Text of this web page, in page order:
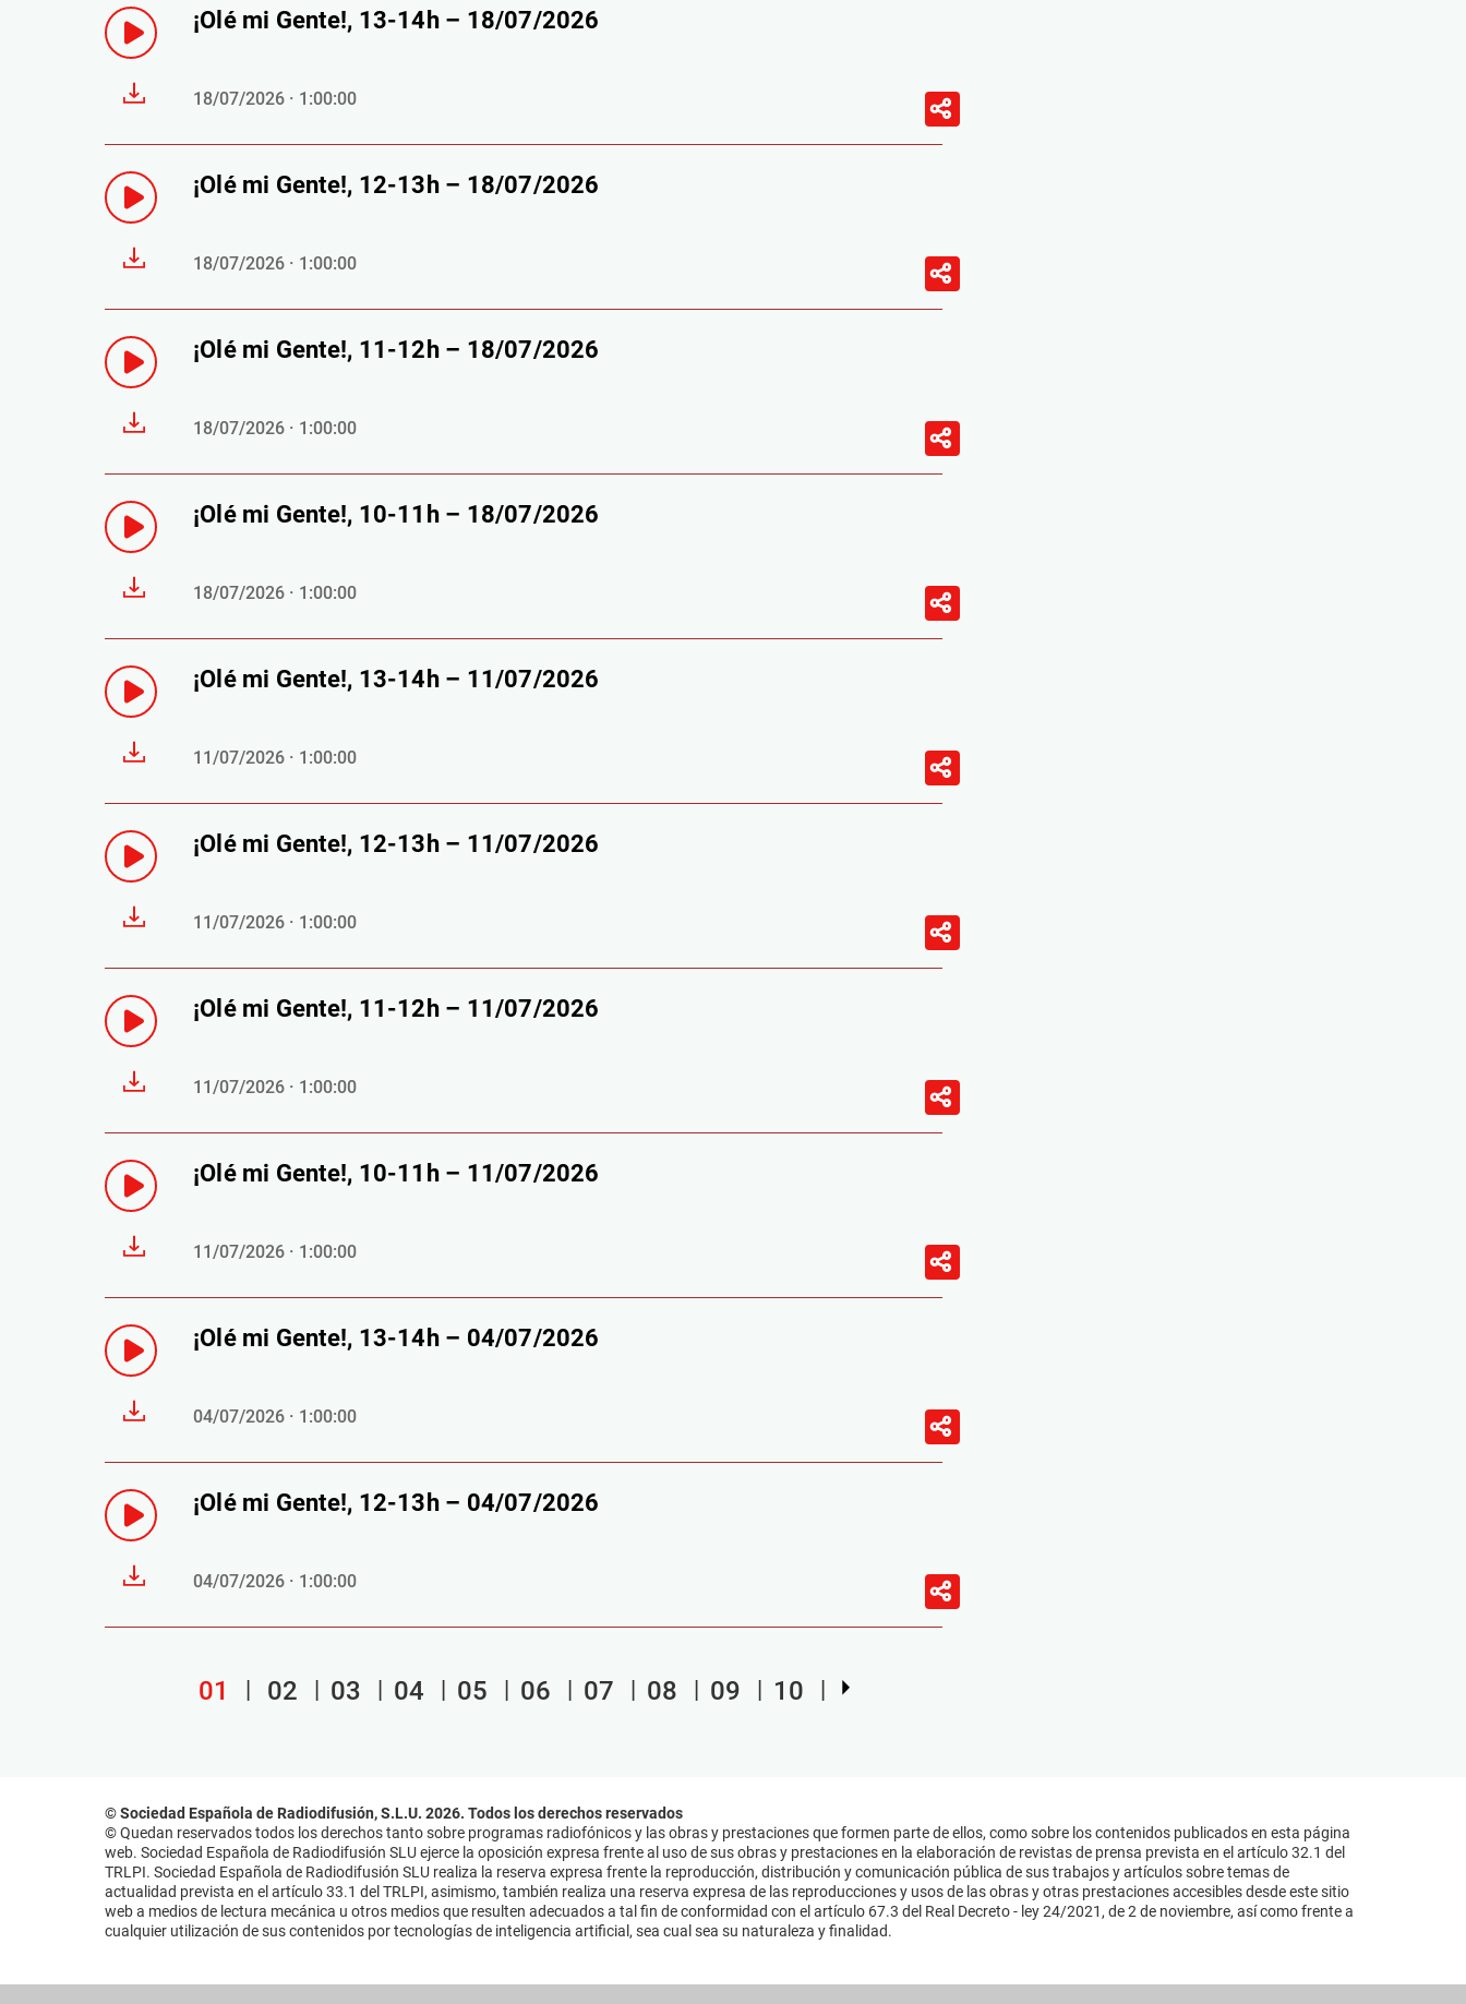
¡Olé mi Gente!, 13-14h – 18/07/2026
18/07/2026 · 1:00:00
¡Olé mi Gente!, 12-13h – 18/07/2026
18/07/2026 · 1:00:00
¡Olé mi Gente!, 11-12h – 18/07/2026
18/07/2026 · 1:00:00
¡Olé mi Gente!, 10-11h – 18/07/2026
18/07/2026 · 1:00:00
¡Olé mi Gente!, 13-14h – 11/07/2026
11/07/2026 · 1:00:00
¡Olé mi Gente!, 12-13h – 11/07/2026
11/07/2026 · 1:00:00
¡Olé mi Gente!, 11-12h – 11/07/2026
11/07/2026 · 1:00:00
¡Olé mi Gente!, 10-11h – 11/07/2026
11/07/2026 · 1:00:00
¡Olé mi Gente!, 13-14h – 04/07/2026
04/07/2026 · 1:00:00
¡Olé mi Gente!, 12-13h – 04/07/2026
04/07/2026 · 1:00:00
01 02 03 04 05 06 07 08 09 10
© Sociedad Española de Radiodifusión, S.L.U. 2026. Todos los derechos reservados
© Quedan reservados todos los derechos tanto sobre programas radiofónicos y las obras y prestaciones que formen parte de ellos, como sobre los contenidos publicados en esta página
web. Sociedad Española de Radiodifusión SLU ejerce la oposición expresa frente al uso de sus obras y prestaciones en la elaboración de revistas de prensa prevista en el artículo 32.1 del
TRLPI. Sociedad Española de Radiodifusión SLU realiza la reserva expresa frente la reproducción, distribución y comunicación pública de sus trabajos y artículos sobre temas de
actualidad prevista en el artículo 33.1 del TRLPI, asimismo, también realiza una reserva expresa de las reproducciones y usos de las obras y otras prestaciones accesibles desde este sitio
web a medios de lectura mecánica u otros medios que resulten adecuados a tal fin de conformidad con el artículo 67.3 del Real Decreto - ley 24/2021, de 2 de noviembre, así como frente a
cualquier utilización de sus contenidos por tecnologías de inteligencia artificial, sea cual sea su naturaleza y finalidad.